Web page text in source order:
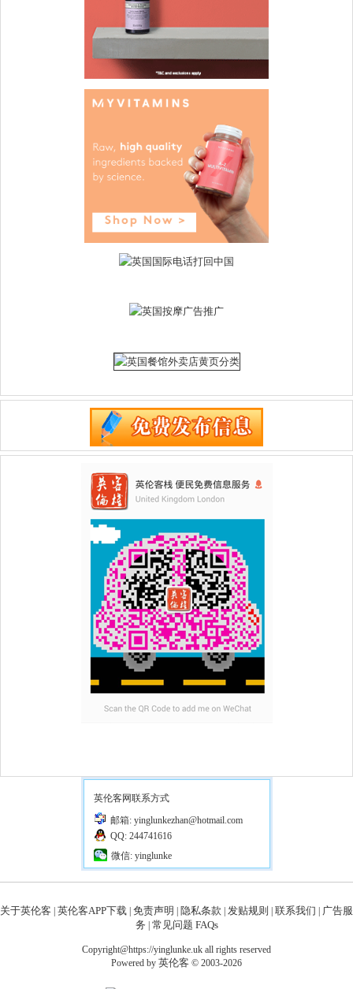
英伦客网联系方式
邮箱: yinglunkezhan@hotmail.com
QQ: 244741616
微信: yinglunke
关于英伦客 英伦客APP下载 免责声明 隐私条款 发贴规则 联系我们
广告服
务 常见问题 FAQs
Copyright@https://yinglunke.uk all rights reserved
Powered by 英伦客 © 2003-2026